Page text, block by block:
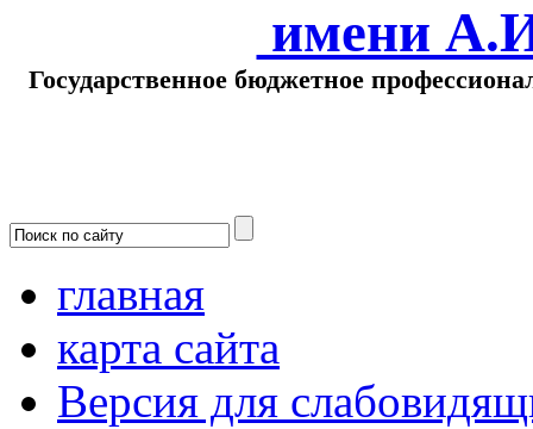
имени
Государственное бюджетное
главная
карта сайта
Версия для